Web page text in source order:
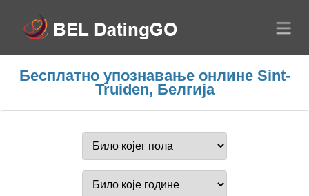
Бесплатно упознавање онлине Sint-
Truiden, Белгија